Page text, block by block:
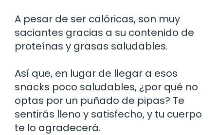
A pesar de ser calóricas, son muy
saciantes gracias a su contenido de
proteínas y grasas saludables.
Así que, en lugar de llegar a esos
snacks poco saludables, ¿por qué no
optas por un puñado de pipas? Te
sentirás lleno y satisfecho, y tu cuerpo
te lo agradecerá.